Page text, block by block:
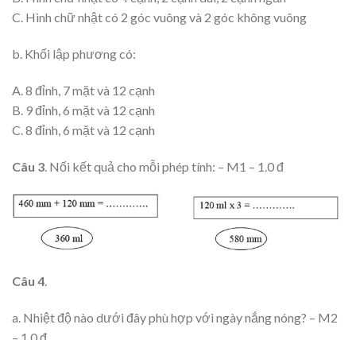
C. Hình chữ nhật có 2 góc vuông và 2 góc không vuông
b. Khối lập phương có:
A. 8 đỉnh, 7 mặt và 12 cạnh
B. 9 đỉnh, 6 mặt và 12 cạnh
C. 8 đỉnh, 6 mặt và 12 cạnh
Câu 3 . Nối kết quả cho mỗi phép tính: – M1 – 1.0 đ
Câu 4.
a. Nhiệt độ nào dưới đây phù hợp với ngày nắng nóng? – M2